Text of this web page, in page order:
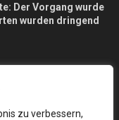
zu verbessern,
Der Vorgang wurde
wurden dringend
und in 10 Minuten,